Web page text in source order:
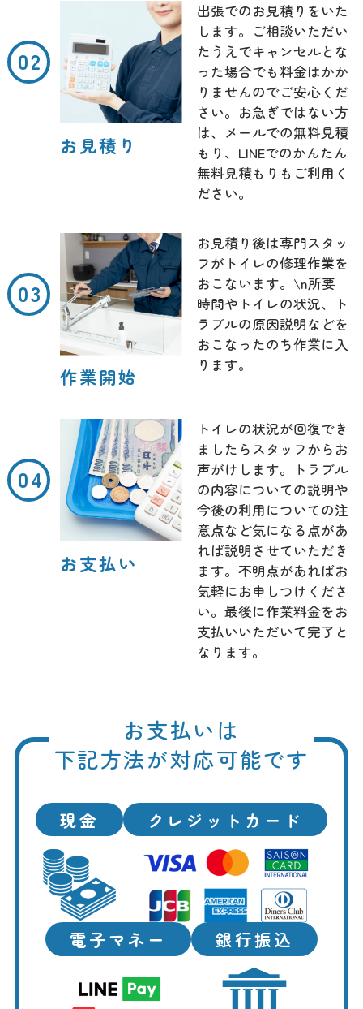
お見積り
出張でのお見積りをいた
します。ご相談いただい
たうえでキャンセルとな
った場合でも料金はかか
りませんのでご安心くだ
さい。お急ぎではない方
は、メールでの無料見積
もり、LINEでのかんたん
無料見積もりもご利用く
ださい。
作業開始
お見積り後は専門スタッ
フがトイレの修理作業を
おこないます。\n所要
時間やトイレの状況、ト
ラブルの原因説明などを
おこなったのち作業に入
ります。
お支払い
トイレの状況が回復でき
ましたらスタッフからお
声がけします。トラブル
の内容についての説明や
今後の利用についての注
意点など気になる点があ
れば説明させていただき
ます。不明点があればお
気軽にお申しつけくださ
い。最後に作業料金をお
支払いいただいて完了と
なります。
お支払いは
下記方法が対応可能です
現金 クレジットカード
電子マネー 銀行振込